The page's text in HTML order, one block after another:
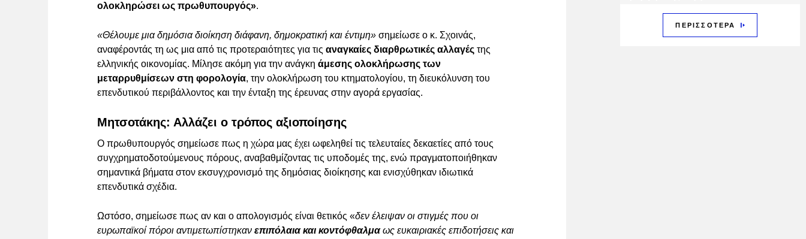
ολοκληρώσει ως πρωθυπουργός».
«Θέλουμε μια δημόσια διοίκηση διάφανη, δημοκρατική και έντιμη» σημείωσε ο κ. Σχοινάς,
αναφέροντάς τη ως μια από τις προτεραιότητες για τις αναγκαίες διαρθρωτικές αλλαγές της
ελληνικής οικονομίας. Μίλησε ακόμη για την ανάγκη άμεσης ολοκλήρωσης των
μεταρρυθμίσεων στη φορολογία, την ολοκλήρωση του κτηματολογίου, τη διευκόλυνση του
επενδυτικού περιβάλλοντος και την ένταξη της έρευνας στην αγορά εργασίας.
Μητσοτάκης: Αλλάζει ο τρόπος αξιοποίησης
Ο πρωθυπουργός σημείωσε πως η χώρα μας έχει ωφεληθεί τις τελευταίες δεκαετίες από τους
συγχρηματοδοτούμενους πόρους, αναβαθμίζοντας τις υποδομές της, ενώ πραγματοποιήθηκαν
σημαντικά βήματα στον εκσυγχρονισμό της δημόσιας διοίκησης και ενισχύθηκαν ιδιωτικά
επενδυτικά σχέδια.
Ωστόσο, σημείωσε πως αν και ο απολογισμός είναι θετικός «δεν έλειψαν οι στιγμές που οι
ευρωπαϊκοί πόροι αντιμετωπίστηκαν επιπόλαια και κοντόφθαλμαως ευκαιριακές επιδοτήσεις και
ΠΕΡΙΣΣΟΤΕΡΑ